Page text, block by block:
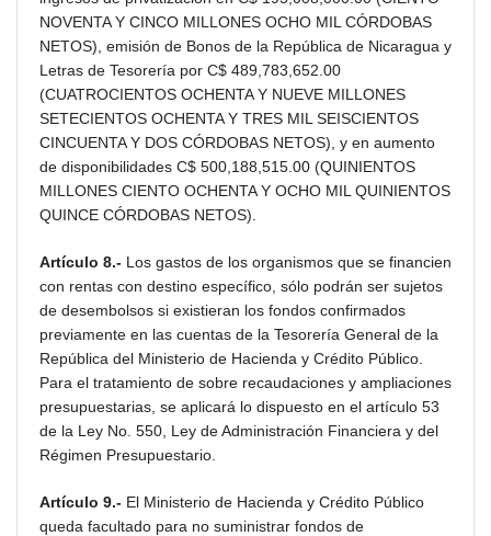
NOVENTA Y CINCO MILLONES OCHO MIL CÓRDOBAS
NETOS), emisión de Bonos de la República de Nicaragua y
Letras de Tesorería por C$ 489,783,652.00
(CUATROCIENTOS OCHENTA Y NUEVE MILLONES
SETECIENTOS OCHENTA Y TRES MIL SEISCIENTOS
CINCUENTA Y DOS CÓRDOBAS NETOS), y en aumento
de disponibilidades C$ 500,188,515.00 (QUINIENTOS
MILLONES CIENTO OCHENTA Y OCHO MIL QUINIENTOS
QUINCE CÓRDOBAS NETOS).
Artículo 8.- Los gastos de los organismos que se financien
con rentas con destino específico, sólo podrán ser sujetos
de desembolsos si existieran los fondos confirmados
previamente en las cuentas de la Tesorería General de la
República del Ministerio de Hacienda y Crédito Público.
Para el tratamiento de sobre recaudaciones y ampliaciones
presupuestarias, se aplicará lo dispuesto en el artículo 53
de la Ley No. 550, Ley de Administración Financiera y del
Régimen Presupuestario.
Artículo 9.- El Ministerio de Hacienda y Crédito Público
queda facultado para no suministrar fondos de